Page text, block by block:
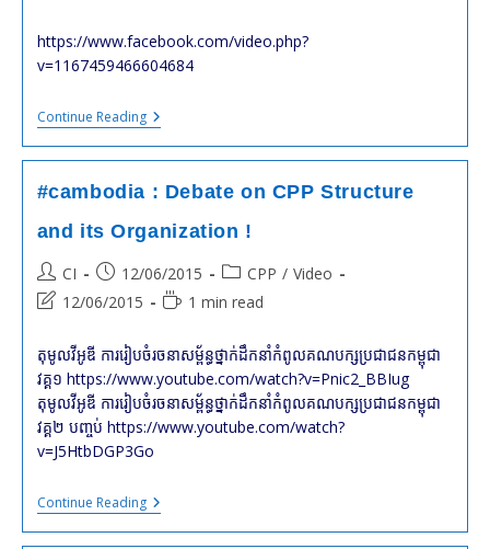
https://www.facebook.com/video.php?
v=1167459466604684
Continue Reading#cambodia
:
KEM
In
TAKEO
#cambodia : Debate on CPP Structure
and its Organization !
Post
author:
CI
Post
published:
12/06/2015
Post
category:
CPP / Video
Post
modified:
12/06/2015
Reading1 min read
តុមូលវីអូឌី ការរៀបចំរចនាសម្ព័ន្ធថ្នាក់ដឹកនាំកំពូលគណបក្សប្រជាជនកម្ពុជា
វគ្គ១ https://www.youtube.com/watch?v=Pnic2_BBIug
តុមូលវីអូឌី ការរៀបចំរចនាសម្ព័ន្ធថ្នាក់ដឹកនាំកំពូលគណបក្សប្រជាជនកម្ពុជា
វគ្គ២ បញ្ចប់ https://www.youtube.com/watch?
v=J5HtbDGP3Go
Continue Reading#cambodia
:
Debate